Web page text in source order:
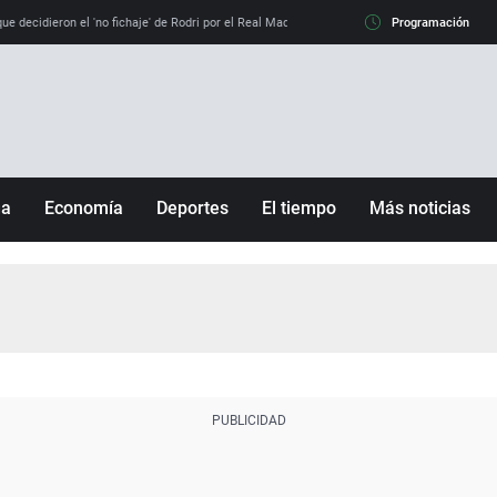
decidieron el 'no fichaje' de Rodri por el Real Madrid y su 'sí' al Barça La llamada
Programación
Economía Deportes El tiempo Más noticias